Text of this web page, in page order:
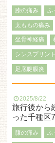
膝の痛み ふ
太ももの痛み
坐骨神経痛
シンスプリント
足底腱膜炎
2025/8/22
旅行後から
った千種区
膝の痛み ふ